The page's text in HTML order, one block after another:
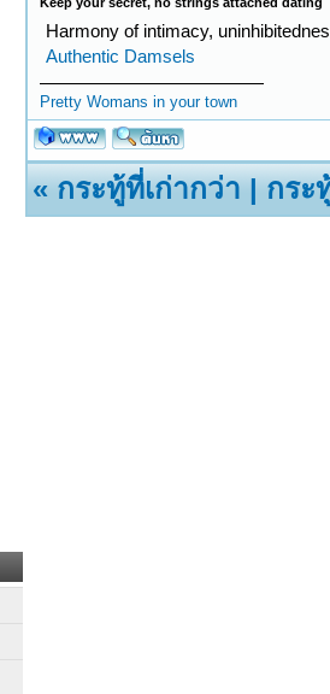
Harmony of intimacy,
Authentic Damsels
Pretty Womans in your town
«กระทู้ที่เก่ากว่า|กระ